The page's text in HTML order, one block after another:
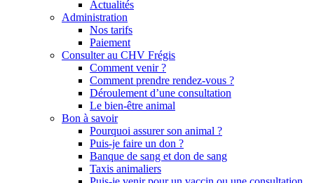
Actualités
Administration
Nos tarifs
Paiement
Consulter au CHV Frégis
Comment venir ?
Comment prendre rendez-vous ?
Déroulement d’une consultation
Le bien-être animal
Bon à savoir
Pourquoi assurer son animal ?
Puis-je faire un don ?
Banque de sang et don de sang
Taxis animaliers